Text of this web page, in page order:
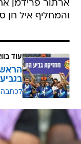
ארתור פרידמן
והמחליף איל חן
עוד